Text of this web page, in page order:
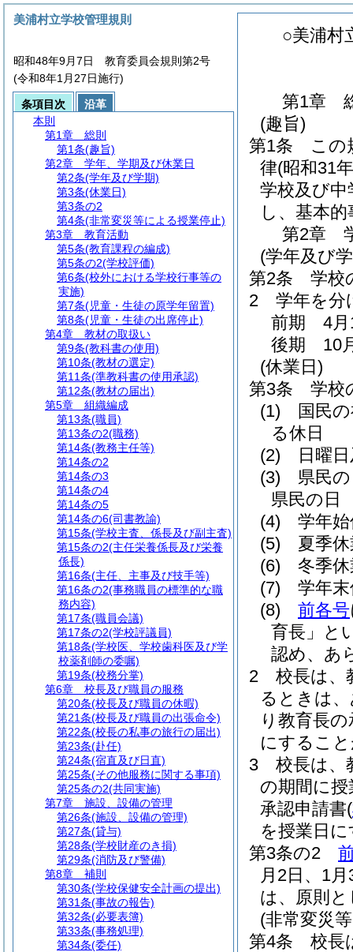
○美浦村
第1章
(趣旨)
第1条
この
律(昭和31
学校及び中
し、基本
第2章
(学年及び
第2条
学校
2
学年を分
前期 4月
後期 10
(休業日)
第3条
学校
(1)
国民
る休日
(2)
日曜
(3)
県民
県民の日
(4)
学年
(5)
夏季
(6)
冬季
(7)
学年
(8)
前各号
育長」と
認め、あ
2
校長は、
るときは
り教育長
にするこ
3
校長は、
の期間に
承認申請書(
を授業日
第3条の2
月2日、1
は、原則
(非常変災
第4条
校長
美浦村立学校管理規則
昭和48年9月7日 教育委員会規則第2号
(令和8年1月27日施行)
条項目次
沿革
本則
第1章
総則
第1条(趣旨)
第2章
学年、学期及び休業日
第2条(学年及び学期)
第3条(休業日)
第3条の2
第4条(非常変災等による授業停止)
第3章
教育活動
第5条(教育課程の編成)
第5条の2(学校評価)
第6条(校外における学校行事等の
実施)
第7条(児童・生徒の原学年留置)
第8条(児童・生徒の出席停止)
第4章
教材の取扱い
第9条(教科書の使用)
第10条(教材の選定)
第11条(準教科書の使用承認)
第12条(教材の届出)
第5章
組織編成
第13条(職員)
第13条の2(職務)
第14条(教務主任等)
第14条の2
第14条の3
第14条の4
第14条の5
第14条の6(司書教諭)
第15条(学校主査、係長及び副主査)
第15条の2(主任栄養係長及び栄養
係長)
第16条(主任、主事及び技手等)
第16条の2(事務職員の標準的な職
務内容)
第17条(職員会議)
第17条の2(学校評議員)
第18条(学校医、学校歯科医及び学
校薬剤師の委嘱)
第19条(校務分掌)
第6章
校長及び職員の服務
第20条(校長及び職員の休暇)
第21条(校長及び職員の出張命令)
第22条(校長の私事の旅行の届出)
第23条(赴任)
第24条(宿直及び日直)
第25条(その他服務に関する事項)
第25条の2(共同実施)
第7章
施設、設備の管理
第26条(施設、設備の管理)
第27条(貸与)
第28条(学校財産のき損)
第29条(消防及び警備)
第8章
補則
第30条(学校保健安全計画の提出)
第31条(事故の報告)
第32条(必要表簿)
第33条(事務処理)
第34条(委任)